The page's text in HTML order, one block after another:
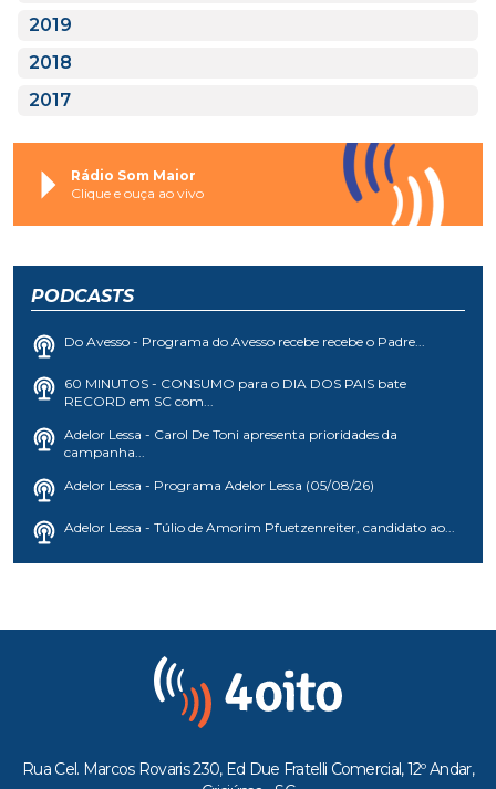
2019
2018
2017
Rádio Som Maior
Clique e ouça ao vivo
PODCASTS
Do Avesso - Programa do Avesso recebe recebe o Padre...
60 MINUTOS - CONSUMO para o DIA DOS PAIS bate
RECORD em SC com...
Adelor Lessa - Carol De Toni apresenta prioridades da
campanha...
Adelor Lessa - Programa Adelor Lessa (05/08/26)
Adelor Lessa - Túlio de Amorim Pfuetzenreiter, candidato ao...
Rua Cel. Marcos Rovaris 230, Ed Due Fratelli Comercial, 12º Andar,